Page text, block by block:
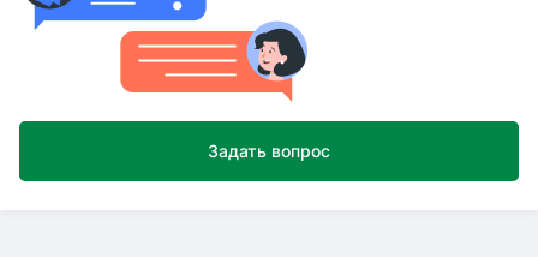
Задать вопрос